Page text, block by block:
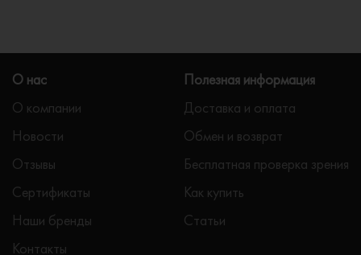
О нас
О компании
Новости
Отзывы
Сертификаты
Наши бренды
Контакты
Полезная информация
Доставка и оплата
Обмен и возврат
Бесплатная проверка зрения
Как купить
Статьи